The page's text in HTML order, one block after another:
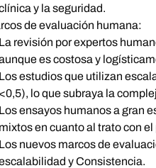
y la seguridad.
de evaluación humana:
La revisión por expertos
es costosa y
Los estudios que utilizan
<0,5), lo que subraya la
Los ensayos humanos a gran
mixtos en cuanto al trato con
Los nuevos marcos de
y Consistencia.